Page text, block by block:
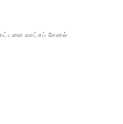
வாட்சப் சேனல்